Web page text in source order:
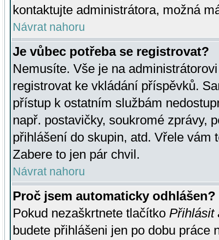
kontaktujte administrátora, možná
Návrat nahoru
Je vůbec potřeba se registrovat?
Nemusíte. Vše je na
registrovat ke vkládání příspěvků.
přístup k ostatním službám
např. postavičky, soukromé zprávy,
přihlášení do skupin, atd. Vřele vám
Zabere to jen pár chvil.
Návrat nahoru
Proč jsem automaticky odhlášen?
Pokud nezaškrtnete tlačítko Přihlásit
budete přihlášeni jen po dobu práce